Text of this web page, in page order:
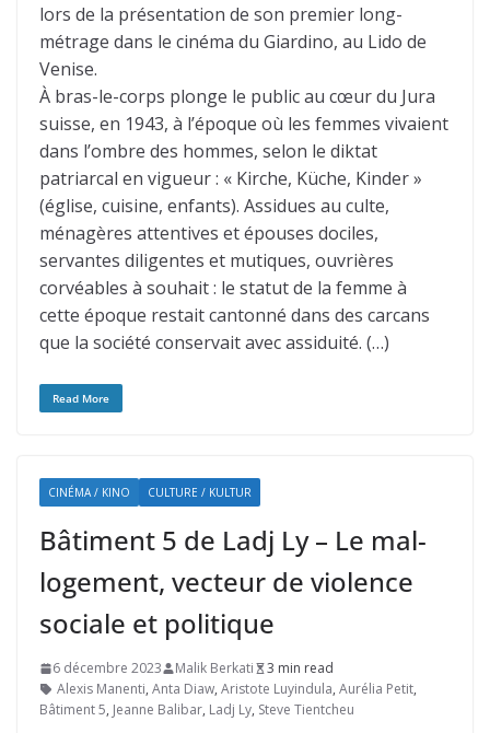
lors de la présentation de son premier long-
métrage dans le cinéma du Giardino, au Lido de
Venise.
À bras-le-corps plonge le public au cœur du Jura
suisse, en 1943, à l’époque où les femmes vivaient
dans l’ombre des hommes, selon le diktat
patriarcal en vigueur : « Kirche, Küche, Kinder »
(église, cuisine, enfants). Assidues au culte,
ménagères attentives et épouses dociles,
servantes diligentes et mutiques, ouvrières
corvéables à souhait : le statut de la femme à
cette époque restait cantonné dans des carcans
que la société conservait avec assiduité. (…)
Read More
CINÉMA / KINO CULTURE / KULTUR
Bâtiment 5 de Ladj Ly – Le mal-
logement, vecteur de violence
sociale et politique
6 décembre 2023 Malik Berkati
3 min read
Alexis Manenti, Anta Diaw, Aristote Luyindula, Aurélia Petit,
Bâtiment 5, Jeanne Balibar, Ladj Ly, Steve Tientcheu